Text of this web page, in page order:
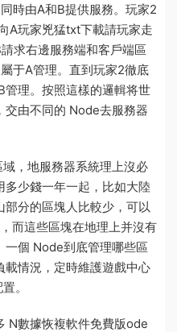
時由A和B提供服務。玩家2
A玩家兇猛txt下載請玩家走
求右邊服務端和客戶端區
于A管理。直到玩家2徹底
理。按照這樣的邏輯将世
交由不同的 Node去服務器
，地服務器系統理上沒必
多少錢一年一起，比如大陸
部分的區塊人比較少，可以
而這些區塊在地理上并沒有
一個 Node到底管理哪些區
載情況，定時維護遊戲中心
。
N數據恢複軟件免費版ode